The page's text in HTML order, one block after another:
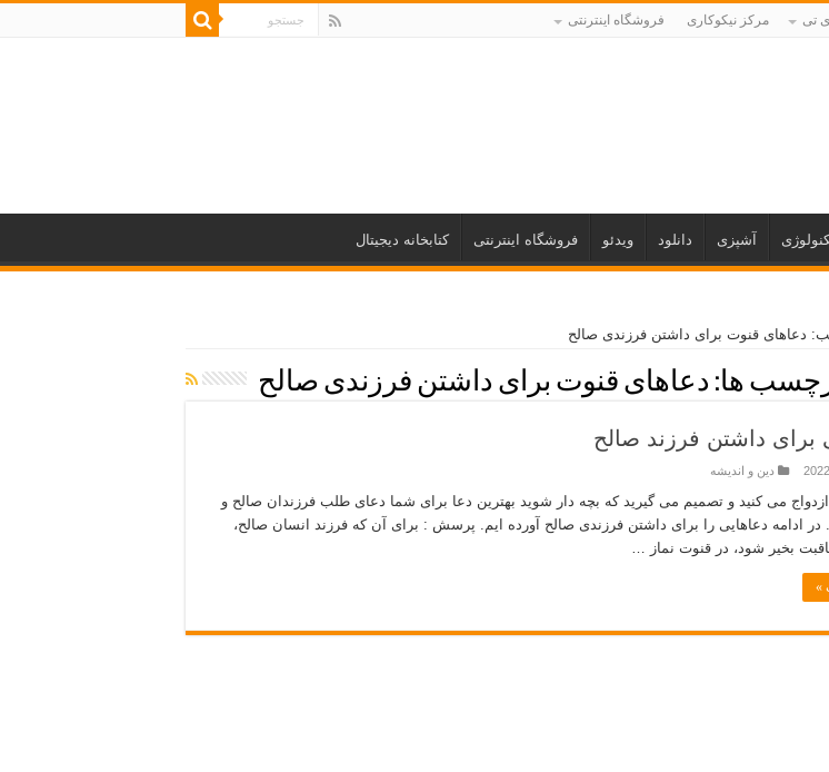
تی مرکز نیکوکاری فروشگاه اینترنتی
آشپزی دانلود ویدئو فروشگاه اینترنتی کتابخانه دیجیتال
دعاهای قنوت برای داشتن فرزندی صالح
ها: دعاهای قنوت برای داشتن فرزندی صالح
برای داشتن فرزند صالح
دین و اندیشه
می کنید و تصمیم می گیرید که بچه دار شوید بهترین دعا برای شما دعای طلب فرزندان صالح و
ادامه دعاهایی را برای داشتن فرزندی صالح آورده ایم. پرسش : برای آن که فرزند انسان صالح،
بخیر شود، در قنوت نماز …
»